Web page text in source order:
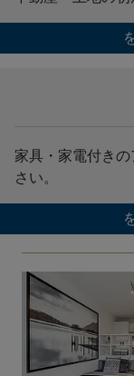
家具・家電付き
さい。